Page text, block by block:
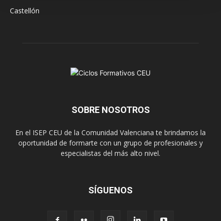
Castellón
SOBRE NOSOTROS
En el ISEP CEU de la Comunidad Valenciana te brindamos la
oportunidad de formarte con un grupo de profesionales y
especialistas del más alto nivel.
SÍGUENOS